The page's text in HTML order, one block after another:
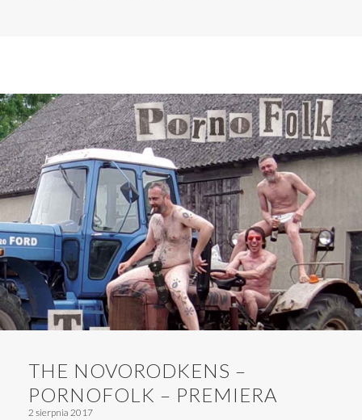
THE NOVORODKENS –
PORNOFOLK – PREMIERA
2 sierpnia 2017